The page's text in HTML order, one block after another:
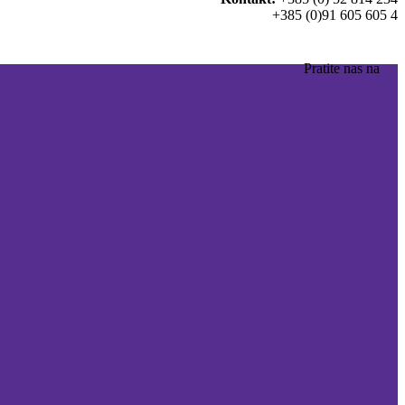
+385 (0)91 605 605 4
Pratite nas na